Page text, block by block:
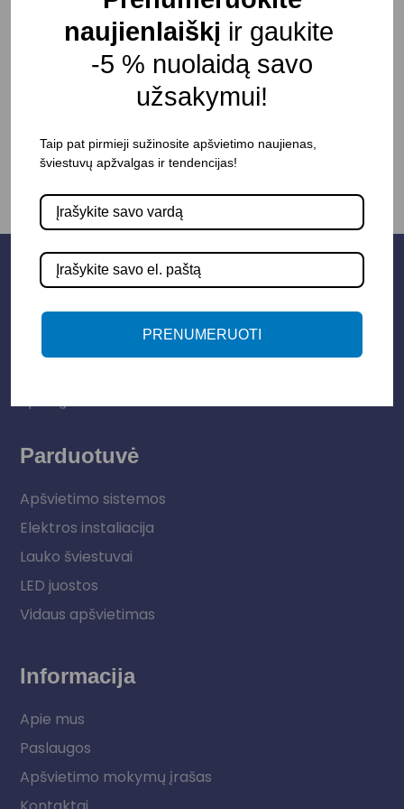
siekiant paremti jūsų patirtį šioje svetainėje,
valdyti prieigą prie jūsų paskyros ir kitais
tikslais, aprašytais mūsųPrivatumo politika
REGISTRUOTIS
Parduotuvė
Apšvietimo sistemos
Elektros instaliacija
Lauko šviestuvai
LED juostos
Vidaus apšvietimas
Informacija
Apie mus
Paslaugos
Apšvietimo mokymų įrašas
naujienlaiškį ir gaukite
-5 % nuolaidą savo
užsakymui!
Taip pat pirmieji sužinosite apšvietimo naujienas,
šviestuvų apžvalgas ir tendencijas!
PRENUMERUOTI